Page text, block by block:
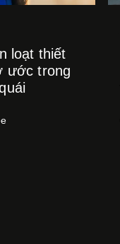
loạt thiết
ước trong